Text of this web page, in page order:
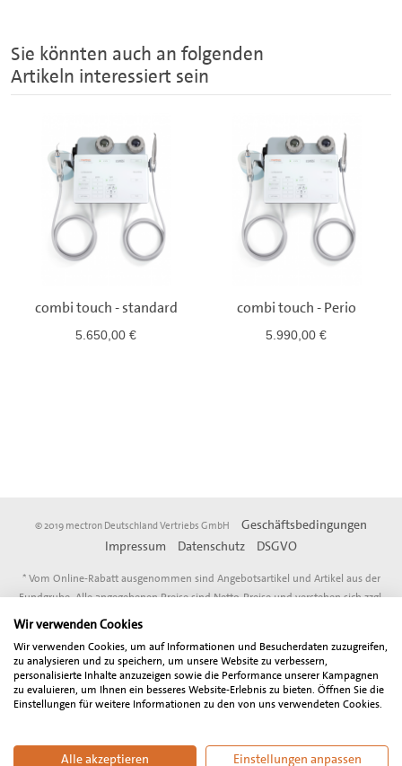
Sie könnten auch an folgenden
Artikeln interessiert sein
combi touch - standard
5.650,00 €
combi touch - Perio
5.990,00 €
© 2019 mectron Deutschland Vertriebs GmbH
Geschäftsbedingungen
Impressum
Datenschutz DSGVO
* Vom Online-Rabatt ausgenommen sind Angebotsartikel und Artikel aus der
Fundgrube. Alle angegebenen Preise sind Netto-Preise und verstehen sich zzgl.
der gesetzlich gültigen Mehrwertsteuer. Der Gesamtbetrag inklusive
Unser Angebot richtet sich ausschließlich an Zahnärzte, Oralchirurgen, MKG-
Chirurgen, sonstige Freiberufler, Unternehmen und Gewerbetreibende in
Deutschland und Österreich. Wir behalten uns Preisänderungen, technische
Änderungen, Änderungen des Ausstattungsumfangs sowie Irrtum vor.
Wir verwenden Cookies
Wir verwenden Cookies, um auf Informationen und Besucherdaten zuzugreifen,
zu analysieren und zu speichern, um unsere Website zu verbessern,
personalisierte Inhalte anzuzeigen sowie die Performance unserer Kampagnen
zu evaluieren, um Ihnen ein besseres Website-Erlebnis zu bieten. Öffnen Sie die
Einstellungen für weitere Informationen zu den von uns verwendeten Cookies.
Alle akzeptieren Einstellungen anpassen